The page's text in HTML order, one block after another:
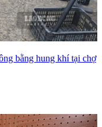
bằng hung khí tại chợ